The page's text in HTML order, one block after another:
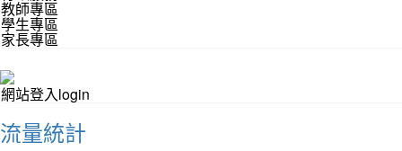
教師專區
學生專區
家長專區
網站登入login
流量統計